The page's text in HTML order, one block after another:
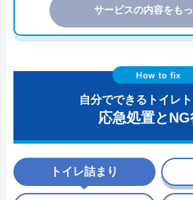
サービスの内容をも
自分でできるトイレ
応急処置と
トイレ詰まり